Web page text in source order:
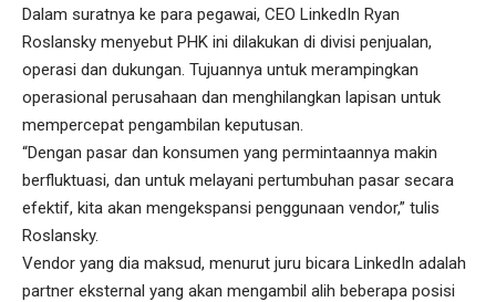
Dalam suratnya ke para pegawai, CEO LinkedIn Ryan
Roslansky menyebut PHK ini dilakukan di divisi penjualan,
operasi dan dukungan. Tujuannya untuk merampingkan
operasional perusahaan dan menghilangkan lapisan untuk
mempercepat pengambilan keputusan.
“Dengan pasar dan konsumen yang permintaannya makin
berfluktuasi, dan untuk melayani pertumbuhan pasar secara
efektif, kita akan mengekspansi penggunaan vendor,” tulis
Roslansky.
Vendor yang dia maksud, menurut juru bicara LinkedIn adalah
partner eksternal yang akan mengambil alih beberapa posisi